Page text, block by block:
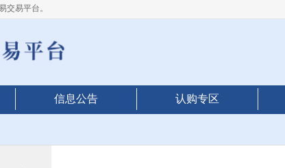
交易平台。
信息公告 认购专区